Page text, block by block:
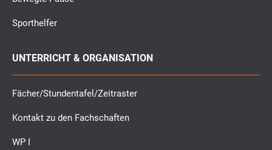
Sporthelfer
UNTERRICHT & ORGANISATION
Fächer/Stundentafel/Zeitraster
Kontakt zu den Fachschaften
WP I